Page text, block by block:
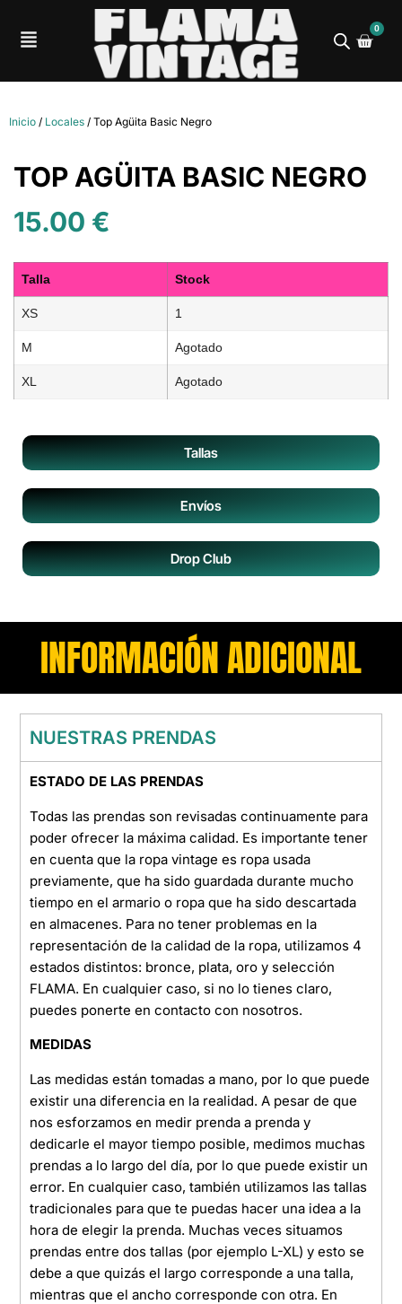
0
Inicio / Locales / Top Agüita Basic Negro
TOP AGÜITA BASIC NEGRO
15.00 €
Talla Stock
XS 1
M Agotado
XL Agotado
Tallas
Envíos
Drop Club
INFORMACIÓN ADICIONAL
NUESTRAS PRENDAS
ESTADO DE LAS PRENDAS
Todas las prendas son revisadas continuamente para
poder ofrecer la máxima calidad. Es importante tener
en cuenta que la ropa vintage es ropa usada
previamente, que ha sido guardada durante mucho
tiempo en el armario o ropa que ha sido descartada
en almacenes. Para no tener problemas en la
representación de la calidad de la ropa, utilizamos 4
estados distintos: bronce, plata, oro y selección
FLAMA. En cualquier caso, si no lo tienes claro,
puedes ponerte en contacto con nosotros.
MEDIDAS
Las medidas están tomadas a mano, por lo que puede
existir una diferencia en la realidad. A pesar de que
nos esforzamos en medir prenda a prenda y
dedicarle el mayor tiempo posible, medimos muchas
prendas a lo largo del día, por lo que puede existir un
error. En cualquier caso, también utilizamos las tallas
tradicionales para que te puedas hacer una idea a la
hora de elegir la prenda. Muchas veces situamos
prendas entre dos tallas (por ejemplo L-XL) y esto se
debe a que quizás el largo corresponde a una talla,
mientras que el ancho corresponde con otra. En